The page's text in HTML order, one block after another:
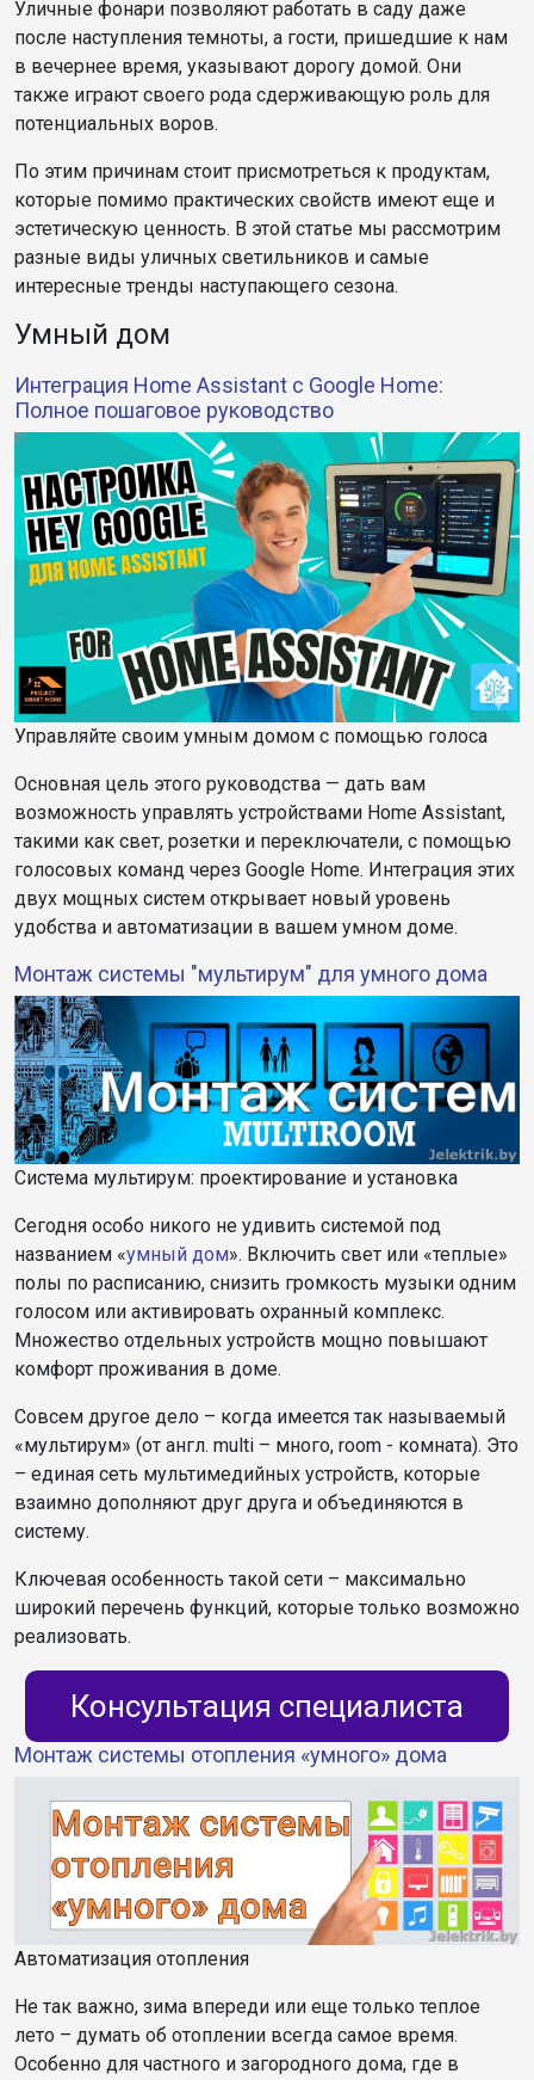
Уличные фонари позволяют работать в саду даже
после наступления темноты, а гости, пришедшие к нам
в вечернее время, указывают дорогу домой. Они
также играют своего рода сдерживающую роль для
потенциальных воров.
По этим причинам стоит присмотреться к продуктам,
которые помимо практических свойств имеют еще и
эстетическую ценность. В этой статье мы рассмотрим
разные виды уличных светильников и самые
интересные тренды наступающего сезона.
Умный дом
Интеграция Home Assistant с Google Home:
Полное пошаговое руководство
Управляйте своим умным домом с помощью голоса
Основная цель этого руководства — дать вам
возможность управлять устройствами Home Assistant,
такими как свет, розетки и переключатели, с помощью
голосовых команд через Google Home. Интеграция этих
двух мощных систем открывает новый уровень
удобства и автоматизации в вашем умном доме.
Монтаж системы "мультирум" для умного дома
Система мультирум: проектирование и установка
Сегодня особо никого не удивить системой под
названием «умный дом». Включить свет или «теплые»
полы по расписанию, снизить громкость музыки одним
голосом или активировать охранный комплекс.
Множество отдельных устройств мощно повышают
комфорт проживания в доме.
Совсем другое дело – когда имеется так называемый
«мультирум» (от англ. multi – много, room - комната). Это
– единая сеть мультимедийных устройств, которые
взаимно дополняют друг друга и объединяются в
систему.
Ключевая особенность такой сети – максимально
широкий перечень функций, которые только возможно
реализовать.
Консультация специалиста
Монтаж системы отопления «умного» дома
Автоматизация отопления
Не так важно, зима впереди или еще только теплое
лето – думать об отоплении всегда самое время.
Особенно для частного и загородного дома, где в